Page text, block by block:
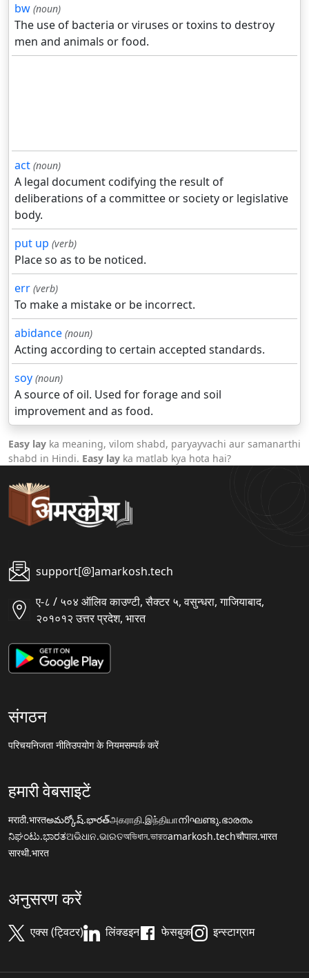
bw (noun)
The use of bacteria or viruses or toxins to destroy
men and animals or food.
act (noun)
A legal document codifying the result of
deliberations of a committee or society or legislative
body.
put up (verb)
Place so as to be noticed.
err (verb)
To make a mistake or be incorrect.
abidance (noun)
Acting according to certain accepted standards.
soy (noun)
A source of oil. Used for forage and soil
improvement and as food.
Easy lay ka meaning, vilom shabd, paryayvachi aur samanarthi
shabd in Hindi. Easy lay ka matlab kya hota hai?
support[@]amarkosh.tech
ए-८ / ५०४ ऑलिव काउण्टी, सैक्टर ५, वसुन्धरा, गाजियाबाद,
२०१०१२ उत्तर प्रदेश, भारत
संगठन
परिचयनिजता नीतिउपयोग के नियमसम्पर्क करें
हमारी वेबसाइटें
मराठी.भारतఅమర్కోష్.భారత్அகராதி.இந்தியாനിഘണ്ടു.ഭാരതം
ನಿಘಂಟು.ಭಾರತଅଭିଧାନ.ଭାରତঅভিধান.ভারতamarkosh.techचौपाल.भारत
सारथी.भारत
अनुसरण करें
एक्स (ट्विटर) लिंक्डइन फेसबुक इन्स्टाग्राम